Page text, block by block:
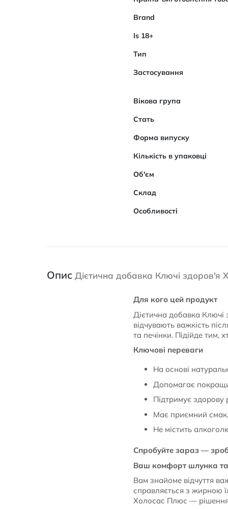
Brand
Is 18+
Тип
Застосування
Вікова група
Стать
Форма випуску
Кількість в упаковці
Об'єм
Склад
Особливості
Опис Дієтична добавка Ключі здоров'я
Для кого цей продукт
Дієтична добавка Ключі
відчувають важкість
та печінки. Підійде тим,
Ключові переваги
На основі
Допомагає
Підтримує здорову
Має приємний
Не містить
Спробуйте зараз —
Ваш комфорт шлунка та
Вам знайоме відчуття
справляється з жирною
Холосас Плюс — рішення